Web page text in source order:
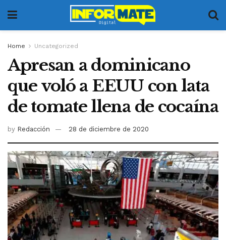
Home Uncategorized
Apresan a dominicano
que voló a EEUU con lata
de tomate llena de cocaína
by Redacción 28 de diciembre de 2020